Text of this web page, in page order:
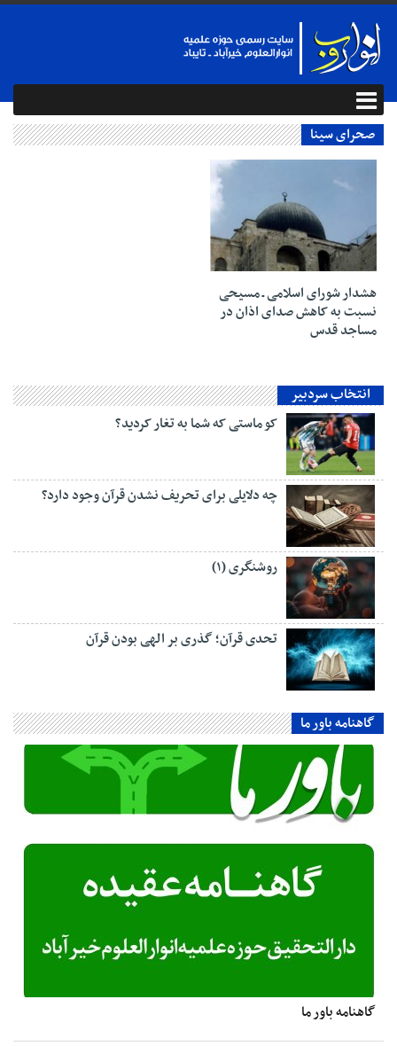
صحرای سینا
۱۵ اسفند ۱۳۹۲
هشدار شورای اسلامی ـ مسیحی
نسبت به کاهش صدای اذان در
مساجد قدس
انتخاب سردبیر
کو ماستی که شما به تغار کردید؟
چه دلایلی برای تحریف نشدن قرآن وجود دارد؟
روشنگری (۱)
تحدی قرآن؛ گذری بر الهی بودن قرآن
گاهنامه باور ما
گاهنامه باور ما